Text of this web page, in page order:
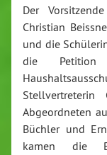
Der
Christian
und die
die
Abgeordneten
Büchler und
kamen die